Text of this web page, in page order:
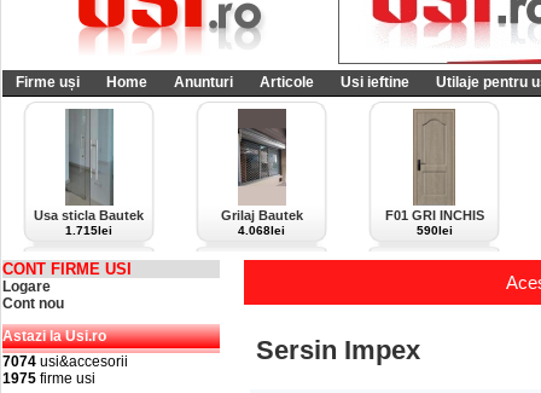
Firme uși Home Anunturi Articole Usi ieftine Utilaje pentru
Usa sticla Bautek
1.715lei
Grilaj Bautek
4.068lei
F01 GRI INCHIS
590lei
CONT FIRME USI
Logare
Cont nou
Astazi la Usi.ro
7074 usi&accesorii
1975 firme usi
Sersin Impex